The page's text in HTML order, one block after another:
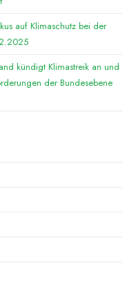
auf Klimaschutz bei der
kündigt Klimastreik an und
der Bundesebene